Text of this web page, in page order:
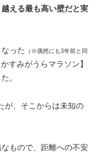
える最も高い壁だと実
った
（※偶然にも3年前と同
すみがうらマラソン】
。
が、そこからは未知の
もので、距離への不安